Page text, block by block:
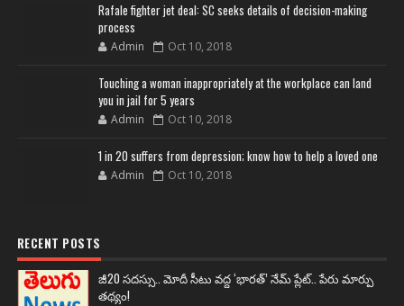
Rafale fighter jet deal: SC seeks details of decision-making
process
Admin Oct 10, 2018
Touching a woman inappropriately at the workplace can land
you in jail for 5 years
Admin Oct 10, 2018
1 in 20 suffers from depression; know how to help a loved one
Admin Oct 10, 2018
RECENT POSTS
జీ20 సదస్సు.. మోదీ సీటు వద్ద ‘భారత్’ నేమ్ ప్లేట్‌.. పేరు మార్పు
తథ్యం!